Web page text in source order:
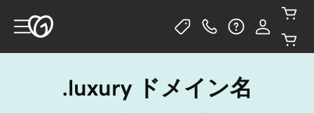
.luxury ドメイン名